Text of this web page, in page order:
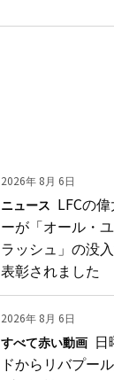
2026年 8月 6日
ニュース LFCの
ーが「オール・
ラッシュ」の没
表彰されました
2026年 8月 6日
すべて赤い動画 日
ドからリバプー